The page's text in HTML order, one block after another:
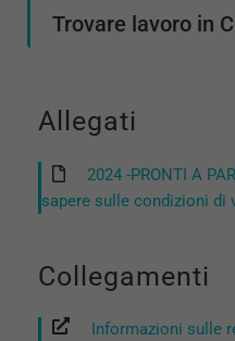
Trovare lavoro in
Allegati
2024 -PRONTI A
sapere sulle condizioni di
Collegamenti
Informazioni sulle